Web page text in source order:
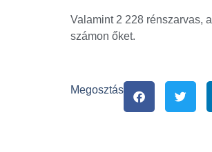
Valamint 2 228 rénszarvas,
számon őket.
Megosztás